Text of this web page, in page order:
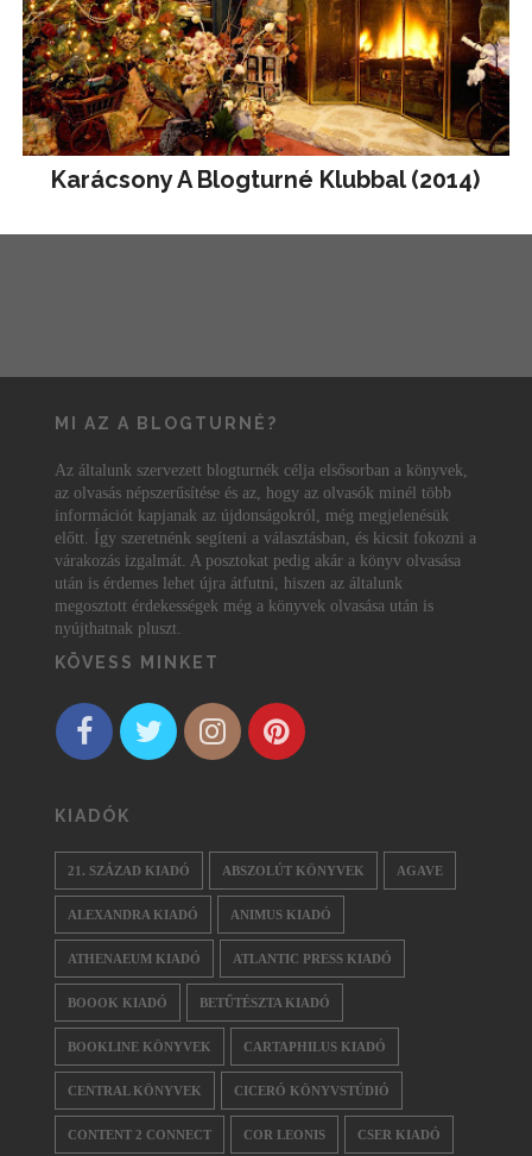
Karácsony A Blogturné Klubbal (2014)
MI AZ A BLOGTURNÉ?
Az általunk szervezett blogturnék célja elsősorban a könyvek,
az olvasás népszerűsítése és az, hogy az olvasók minél több
információt kapjanak az újdonságokról, még megjelenésük
előtt. Így szeretnénk segíteni a választásban, és kicsit fokozni a
várakozás izgalmát. A posztokat pedig akár a könyv olvasása
után is érdemes lehet újra átfutni, hiszen az általunk
megosztott érdekességek még a könyvek olvasása után is
nyújthatnak pluszt.
KÖVESS MINKET
KIADÓK
21. SZÁZAD KIADÓ ABSZOLÚT KÖNYVEK AGAVE
ALEXANDRA KIADÓ ANIMUS KIADÓ
ATHENAEUM KIADÓ ATLANTIC PRESS KIADÓ
BOOOK KIADÓ BETŰTÉSZTA KIADÓ
BOOKLINE KÖNYVEK CARTAPHILUS KIADÓ
CENTRAL KÖNYVEK CICERÓ KÖNYVSTÚDIÓ
CONTENT 2 CONNECT COR LEONIS CSER KIADÓ